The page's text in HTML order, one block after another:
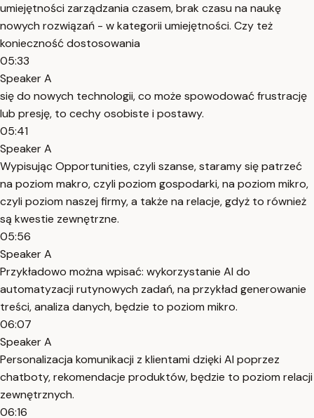
umiejętności zarządzania czasem, brak czasu na naukę
nowych rozwiązań - w kategorii umiejętności. Czy też
konieczność dostosowania
05:33
Speaker A
się do nowych technologii, co może spowodować frustrację
lub presję, to cechy osobiste i postawy.
05:41
Speaker A
Wypisując Opportunities, czyli szanse, staramy się patrzeć
na poziom makro, czyli poziom gospodarki, na poziom mikro,
czyli poziom naszej firmy, a także na relacje, gdyż to również
są kwestie zewnętrzne.
05:56
Speaker A
Przykładowo można wpisać: wykorzystanie AI do
automatyzacji rutynowych zadań, na przykład generowanie
treści, analiza danych, będzie to poziom mikro.
06:07
Speaker A
Personalizacja komunikacji z klientami dzięki AI poprzez
chatboty, rekomendacje produktów, będzie to poziom relacji
zewnętrznych.
06:16